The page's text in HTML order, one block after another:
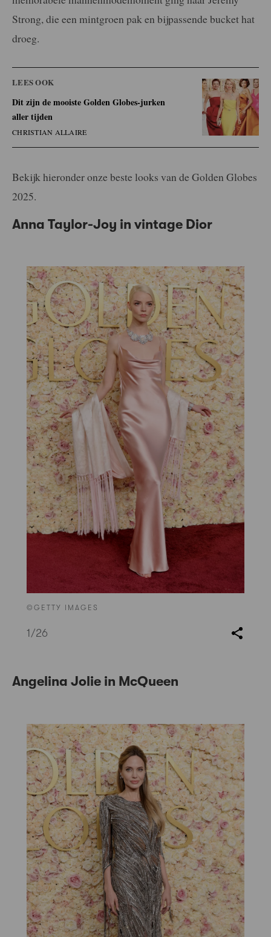
Strong, die een mintgroen pak en bijpassende bucket hat
droeg.
LEES OOK
Dit zijn de mooiste Golden Globes-jurken
aller tijden
CHRISTIAN ALLAIRE
Bekijk hieronder onze beste looks van de Golden Globes
2025.
Anna Taylor-Joy in vintage Dior
©GETTY IMAGES
1 /26
Angelina Jolie in McQueen